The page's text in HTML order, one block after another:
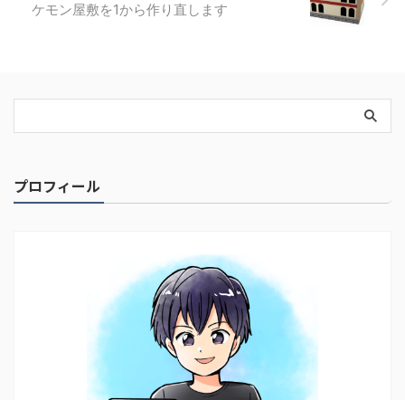
ケモン屋敷を1から作り直します
プロフィール